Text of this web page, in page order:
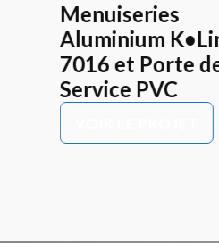
Menuiseries
Aluminium
7016 et Porte
Service PVC